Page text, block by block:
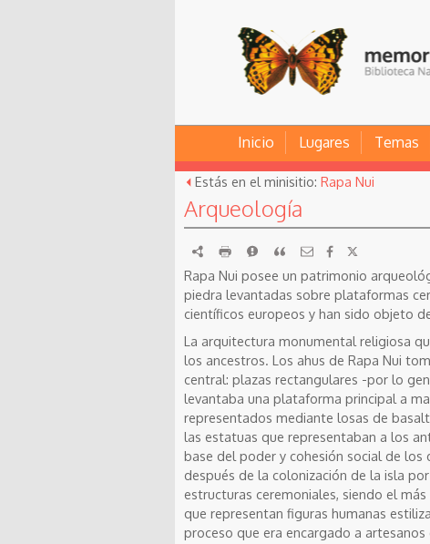
Inicio Lugares Temas
Estás en el minisitio: Rapa Nui
Arqueología
RDF imprimirReportarCitar
Rapa Nui posee un patrimonio
piedra levantadas sobre plataformas
científicos europeos y han sido objeto
La arquitectura monumental religiosa
los ancestros. Los ahus de Rapa Nui
central: plazas rectangulares -por lo
levantaba una plataforma principal a
representados mediante losas de
las estatuas que representaban a los
base del poder y cohesión social de los
después de la colonización de la isla
estructuras ceremoniales, siendo el
que representan figuras humanas
proceso que era encargado a